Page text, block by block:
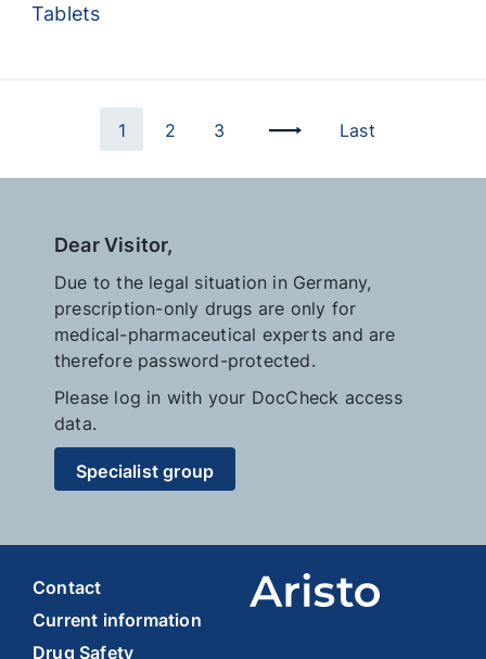
Tablets
1 2 3 Last
Dear Visitor,
Due to the legal situation in Germany,
prescription-only drugs are only for
medical-pharmaceutical experts and are
therefore password-protected.
Please log in with your DocCheck access
data.
Specialist group
Contact
Current information
Drug Safety